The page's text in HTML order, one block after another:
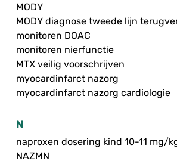
MODY
MODY diagnose tweede lijn
monitoren DOAC
monitoren nierfunctie
MTX veilig voorschrijven
myocardinfarct nazorg
myocardinfarct nazorg cardiologie
N
naproxen dosering kind 10-11 mg/
NAZMN